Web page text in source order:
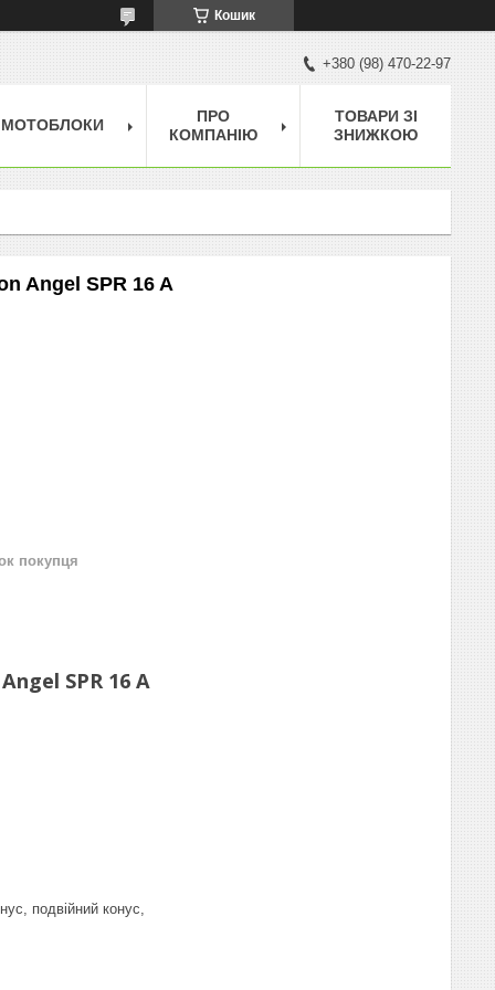
Кошик
+380 (98) 470-22-97
МОТОБЛОКИ
ПРО
КОМПАНІЮ
ТОВАРИ ЗІ
ЗНИЖКОЮ
Angel SPR 16 A
покупця
SPR 16 A
подвійний конус,